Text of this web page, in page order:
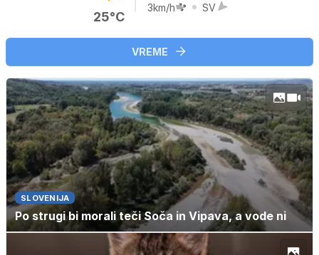
25°C
3km/h SV
VREME
SLOVENIJA
Po strugi bi morali teči Soča in Vipava, a vode ni